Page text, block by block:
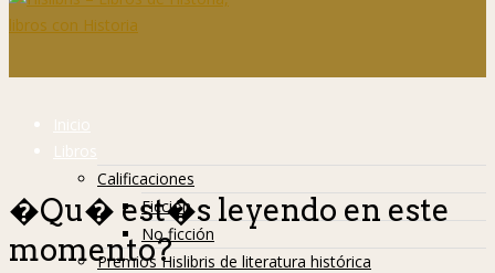
Inicio
Libros
Calificaciones
Ficción
No ficción
Premios Hislibris de literatura histórica
�Qu� est�s leyendo en este
momento?